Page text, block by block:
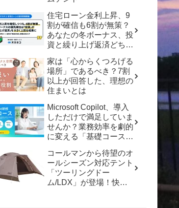
住宅ローン金利上昇、9
割が確信も6割が無策？
あなたの冬ボーナス、投
資と繰り上げ返済どちら
家は「心からくつろげる
場所」であるべき？7割
以上が回答した、理想の
住まいとは
Microsoft Copilot、導入
しただけで満足していま
せんか？業務効率を劇的
に変える「基礎コース」
よう！
コールマンから待望のオ
ールシーズン対応テント
「ツーリングドー
ム/LDX」が登場！快適